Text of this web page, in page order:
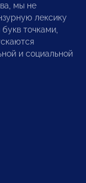
мы не
лексику
точками,
и социальной